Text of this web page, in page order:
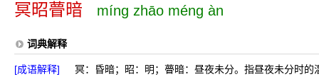
冥昭瞢暗 míng zhāo méng àn
词典解释
[成语解释]
冥：昏暗；昭：明；瞢暗：昼夜未分。指昼夜未分时的